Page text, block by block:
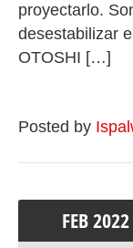
proyectarlo.
desestabilizar
OTOSHI […]
Posted by
FEB2022